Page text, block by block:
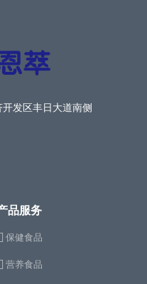
发区丰日大道南侧
品服务
保健食品
营养食品